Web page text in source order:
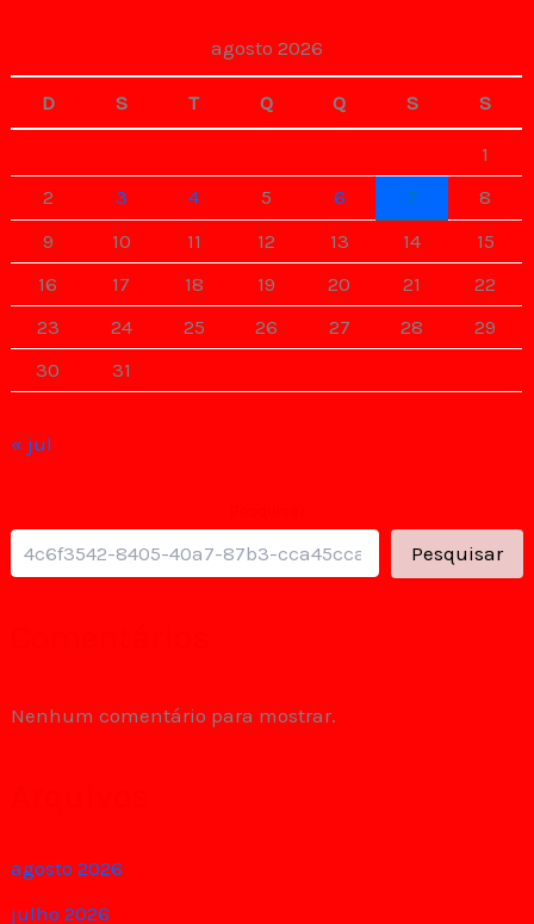
agosto 2026
D S T Q Q S S
1
2
3 4 5 6 7
8
9
10 11 12 13 14
15
16
17 18 19 20 21
22
23
24 25 26 27 28
29
30
31
« jul
Pesquisar
Nenhum comentário para mostrar.
agosto 2026
julho 2026